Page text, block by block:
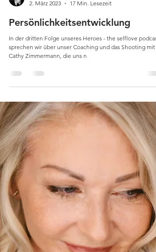
Patrick Schörg
2. März 2023
17 Min. Lesezeit
Persönlichkeitsentwicklung
In der dritten Folge unseres Heroes - the selflove podcast
sprechen wir über unser Coaching und das Shooting mit
Cathy Zimmermann, die uns n